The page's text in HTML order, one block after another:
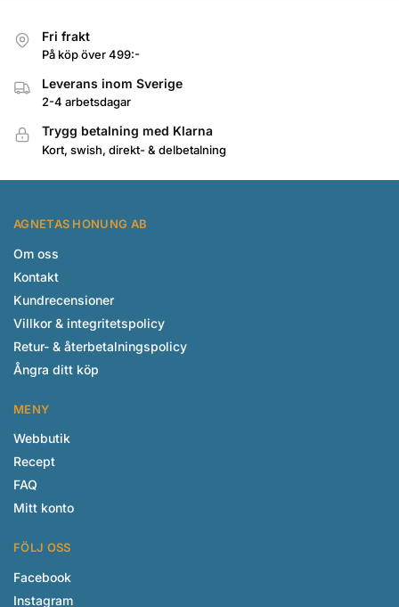
Fri frakt
På köp över 499:-
Leverans inom Sverige
2-4 arbetsdagar
Trygg betalning med Klarna
Kort, swish, direkt- & delbetalning
AGNETAS HONUNG AB
Om oss
Kontakt
Kundrecensioner
Villkor & integritetspolicy
Retur- & återbetalningspolicy
Ångra ditt köp
MENY
Webbutik
Recept
FAQ
Mitt konto
FÖLJ OSS
Facebook
Instagram